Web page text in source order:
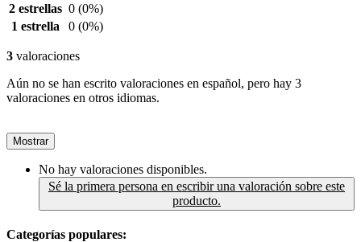
2 estrellas 0 (0%)
1 estrella
0 (0%)
3 valoraciones
Aún no se han escrito valoraciones en español, pero hay 3
valoraciones en otros idiomas.
Mostrar
No hay valoraciones disponibles.
Sé la primera persona en escribir una valoración sobre este
producto.
Categorías populares: